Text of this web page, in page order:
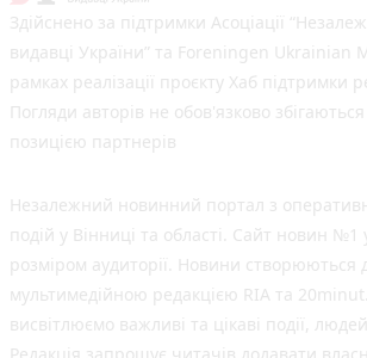
Здійснено за підтримки Асоціації
видавці України” та Foreningen Ukrainian
рамках реалізації проєкту Хаб підтримки
Погляди авторів не обов'язково
позицією партнерів
Незалежний новинний портал з
подій у Вінниці та області. Сайт новин №1
розміром аудиторії. Новини створюються
мультимедійною редакцією RIA та
висвітлюємо важливі та цікаві події,
Редакція запрошує читачів додавати